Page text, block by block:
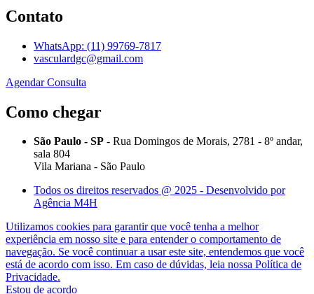
Contato
WhatsApp: (11) 99769-7817
vasculardgc@gmail.com
Agendar Consulta
Como chegar
São Paulo - SP - Rua Domingos de Morais, 2781 - 8º andar,
sala 804
Vila Mariana - São Paulo
Todos os direitos reservados @ 2025 - Desenvolvido por
Agência M4H
Utilizamos cookies para garantir que você tenha a melhor
experiência em nosso site e para entender o comportamento de
navegação. Se você continuar a usar este site, entendemos que você
está de acordo com isso. Em caso de dúvidas, leia nossa Política de
Privacidade.
Estou de acordo